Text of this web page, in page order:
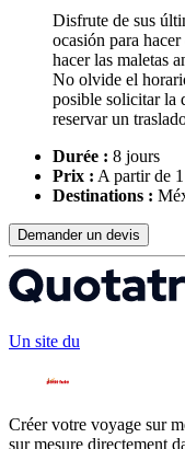
Disfrute de sus
ocasión para
hacer las maletas
No olvide el
posible solicitar la
reservar un
Durée : 8 jours
Prix : A partir de
Destinations :
Demander un devis
Un site du
Créer votre voyage sur
sur mesure directement